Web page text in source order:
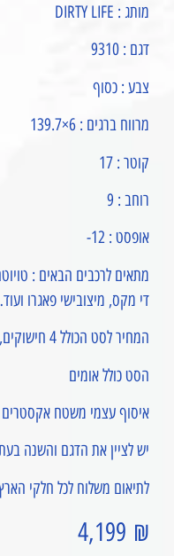
מותג : DIRTY LIFE
דגם : 9310
צבע : כסוף
מרווח ברגים : 6×139.7
קוטר : 17
רוחב : 9
אופסט : 12-
די מקס, מיצובישי פאגרו
המחיר לסט הכולל 4 חישוקים, לא כולל התקנה ולא כולל משלוח
הסט כולל אומים
איסוף עצמי משטח אקסטרים
יש לציין את הדגם והשנה
לתיאום משלוח לכל חלקי הארץ בעלות 199 ₪ יש
4,199 ₪